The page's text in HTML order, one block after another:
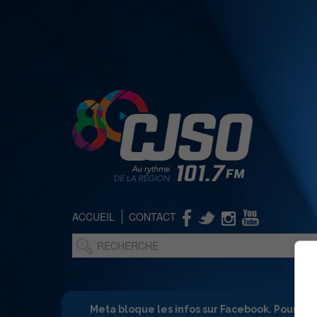
ACCUEIL CONTACT
Meta bloque les infos sur Facebook. Pour